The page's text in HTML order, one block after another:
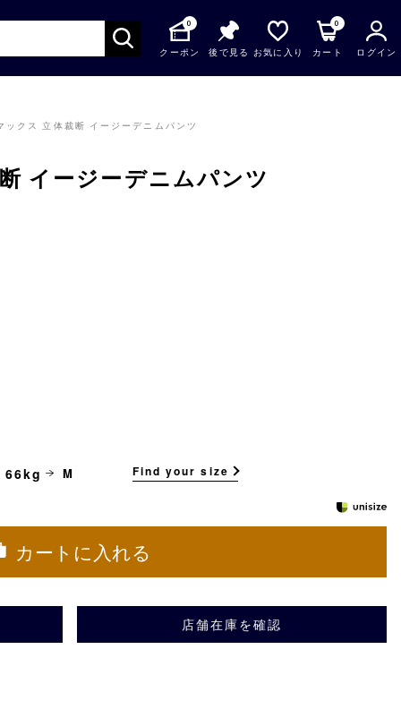
0
クーポン 後で見る お気に入り
0
カート ログイン
ックス 立体裁断 イージーデニムパンツ
イージーデニムパンツ
M Find your size
カートに入れる
店舗在庫を確認